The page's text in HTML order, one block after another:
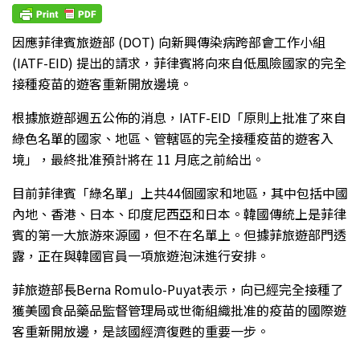
因應菲律賓旅遊部 (DOT) 向新興傳染病跨部會工作小組
(IATF-EID) 提出的請求，菲律賓將向來自低風險國家的完全
接種疫苗的遊客重新開放邊境。
根據旅遊部週五公佈的消息，IATF-EID「原則上批准了來自
綠色名單的國家、地區、管轄區的完全接種疫苗的遊客入
境」，最終批准預計將在 11 月底之前給出。
目前菲律賓「綠名單」上共44個國家和地區，其中包括中國
內地、香港、日本、印度尼西亞和日本。韓國傳統上是菲律
賓的第一大旅游來源國，但不在名單上。但據菲旅遊部門透
露，正在與韓國官員一項旅遊泡沫進行安排。
菲旅遊部長Berna Romulo-Puyat表示，向已經完全接種了
獲美國食品藥品監督管理局或世衛組織批准的疫苗的國際遊
客重新開放邊，是該國經濟復甦的重要一步。